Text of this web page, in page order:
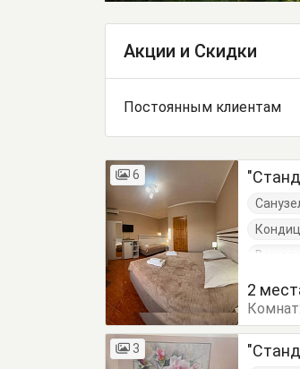
Акции и Скидки
Постоянным клиентам
6
Стулья
2
Комнат:
3